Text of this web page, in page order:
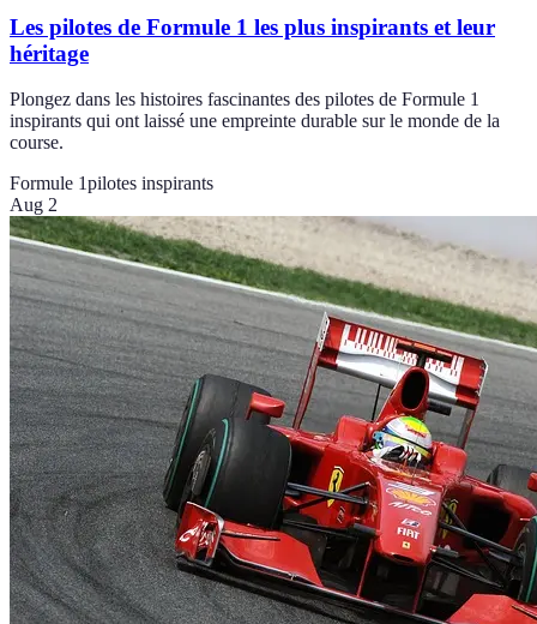
Les pilotes de Formule 1 les plus inspirants et leur
héritage
Plongez dans les histoires fascinantes des pilotes de Formule 1
inspirants qui ont laissé une empreinte durable sur le monde de la
course.
Formule 1pilotes inspirants
Aug 2